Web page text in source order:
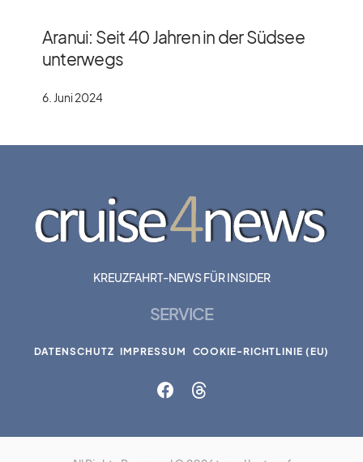
Aranui: Seit 40 Jahren in der Südsee
unterwegs
6. Juni 2024
KREUZFAHRT-NEWS FÜR INSIDER
SERVICE
DATENSCHUTZ IMPRESSUM COOKIE-RICHTLINIE (EU)